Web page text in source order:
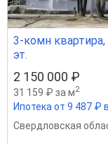
3-комн
эт.
2 150 000 ₽
31 159 ₽ за м2
Ипотека от 9 487 ₽
Свердловская